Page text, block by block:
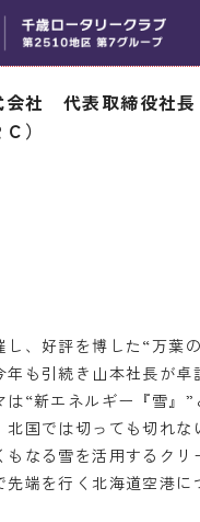
職業奉仕委員会卓話
会社 代表取締役社
）
、好評を博した“万葉
年も引続き山本社長が卓
は“新エネルギー『雪』”
国では切っても切れな
もなる雪を活用するクリ
先端を行く北海道空港